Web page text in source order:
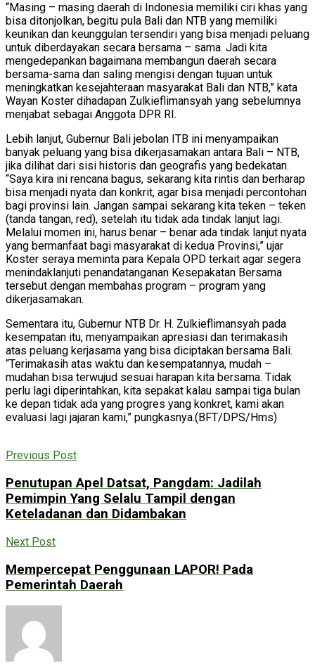
“Masing – masing daerah di Indonesia memiliki ciri khas yang
bisa ditonjolkan, begitu pula Bali dan NTB yang memiliki
keunikan dan keunggulan tersendiri yang bisa menjadi peluang
untuk diberdayakan secara bersama – sama. Jadi kita
mengedepankan bagaimana membangun daerah secara
bersama-sama dan saling mengisi dengan tujuan untuk
meningkatkan kesejahteraan masyarakat Bali dan NTB,” kata
Wayan Koster dihadapan Zulkieflimansyah yang sebelumnya
menjabat sebagai Anggota DPR RI.
Lebih lanjut, Gubernur Bali jebolan ITB ini menyampaikan
banyak peluang yang bisa dikerjasamakan antara Bali – NTB,
jika dilihat dari sisi historis dan geografis yang bedekatan.
“Saya kira ini rencana bagus, sekarang kita rintis dan berharap
bisa menjadi nyata dan konkrit, agar bisa menjadi percontohan
bagi provinsi lain. Jangan sampai sekarang kita teken – teken
(tanda tangan, red), setelah itu tidak ada tindak lanjut lagi.
Melalui momen ini, harus benar – benar ada tindak lanjut nyata
yang bermanfaat bagi masyarakat di kedua Provinsi,” ujar
Koster seraya meminta para Kepala OPD terkait agar segera
menindaklanjuti penandatanganan Kesepakatan Bersama
tersebut dengan membahas program – program yang
dikerjasamakan.
Sementara itu, Gubernur NTB Dr. H. Zulkieflimansyah pada
kesempatan itu, menyampaikan apresiasi dan terimakasih
atas peluang kerjasama yang bisa diciptakan bersama Bali.
“Terimakasih atas waktu dan kesempatannya, mudah –
mudahan bisa terwujud sesuai harapan kita bersama. Tidak
perlu lagi diperintahkan, kita sepakat kalau sampai tiga bulan
ke depan tidak ada yang progres yang konkret, kami akan
evaluasi lagi jajaran kami,” pungkasnya.(BFT/DPS/Hms)
Previous Post
Penutupan Apel Datsat, Pangdam: Jadilah
Pemimpin Yang Selalu Tampil dengan
Keteladanan dan Didambakan
Next Post
Mempercepat Penggunaan LAPOR! Pada
Pemerintah Daerah